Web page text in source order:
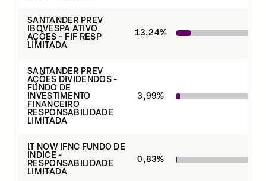
SANTANDER PREV
IBOVESPA ATIVO
AÇÕES - FIF RESP
LIMITADA
13,24%
SANTANDER PREV
AÇÕES DIVIDENDOS -
FUNDO DE
INVESTIMENTO
FINANCEIRO
RESPONSABILIDADE
LIMITADA
3,99%
IT NOW IFNC FUNDO DE
ÍNDICE -
RESPONSABILIDADE
LIMITADA
0,83%